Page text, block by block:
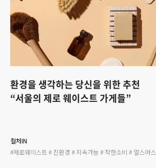
환경을 생각하는 당신을 위한 추천
“서울의 제로 웨이스트 가게들”
컬처IN
#제로웨이스트 # 친환경 # 지속가능 # 착한소비 # 얼스어스